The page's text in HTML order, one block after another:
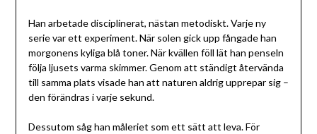
Han arbetade disciplinerat, nästan metodiskt. Varje ny
serie var ett experiment. När solen gick upp fångade han
morgonens kyliga blå toner. När kvällen föll lät han penseln
följa ljusets varma skimmer. Genom att ständigt återvända
till samma plats visade han att naturen aldrig upprepar sig –
den förändras i varje sekund.
Dessutom såg han måleriet som ett sätt att leva. För